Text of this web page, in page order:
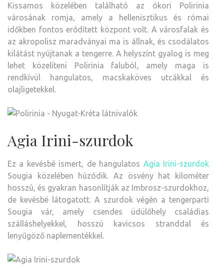
Kissamos közelében található az ókori Polirinia
városának romja, amely a hellenisztikus és római
időkben fontos erődített központ volt. A városfalak és
az akropolisz maradványai ma is állnak, és csodálatos
kilátást nyújtanak a tengerre. A helyszínt gyalog is meg
lehet közelíteni Polirinia faluból, amely maga is
rendkívül hangulatos, macskaköves utcákkal és
olajligetekkel.
Agia Irini-szurdok
Ez a kevésbé ismert, de hangulatos Agia Irini-szurdok
Sougia közelében húzódik. Az ösvény hat kilométer
hosszú, és gyakran hasonlítják az Imbrosz-szurdokhoz,
de kevésbé látogatott. A szurdok végén a tengerparti
Sougia vár, amely csendes üdülőhely családias
szálláshelyekkel, hosszú kavicsos stranddal és
lenyűgöző naplementékkel.